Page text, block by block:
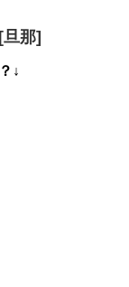
那]
↓